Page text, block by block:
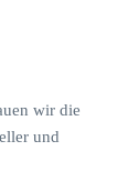
wir die
und